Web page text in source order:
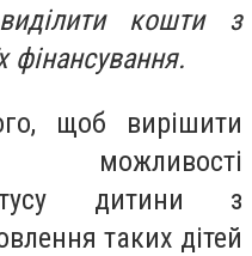
кошти з
фінансування.
щоб вирішити
дитини з
таких дітей